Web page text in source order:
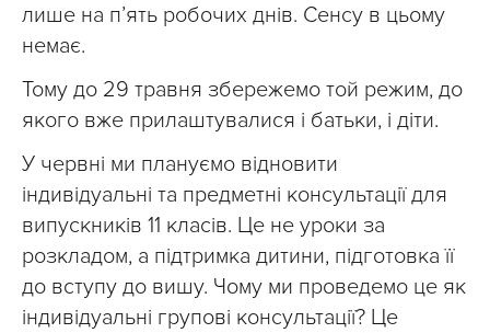
лише на п’ять робочих днів. Сенсу в цьому
немає.
Тому до 29 травня збережемо той режим, до
якого вже прилаштувалися і батьки, і діти.
У червні ми плануємо відновити
індивідуальні та предметні консультації для
випускників 11 класів. Це не уроки за
розкладом, а підтримка дитини, підготовка її
до вступу до вишу. Чому ми проведемо це як
індивідуальні групові консультації? Це